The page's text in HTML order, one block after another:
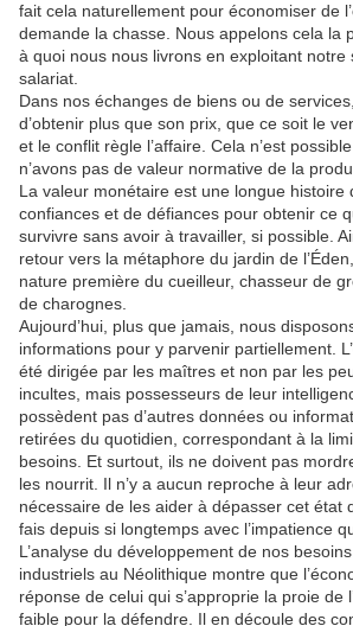
fait cela naturellement pour économiser de
demande la chasse. Nous appelons cela la
à quoi nous nous livrons en exploitant notre
salariat.
Dans nos échanges de biens ou de
d’obtenir plus que son prix, que ce soit le
et le conflit règle l’affaire. Cela n’est
n’avons pas de valeur normative de la
La valeur monétaire est une longue histoire
confiances et de défiances pour obtenir ce
survivre sans avoir à travailler, si possible.
retour vers la métaphore du jardin de
nature première du cueilleur, chasseur de
de charognes.
Aujourd’hui, plus que jamais, nous
informations pour y parvenir partiellement.
été dirigée par les maîtres et non par les
incultes, mais possesseurs de leur
possèdent pas d’autres données ou
retirées du quotidien, correspondant à la
besoins. Et surtout, ils ne doivent pas
les nourrit. Il n’y a aucun reproche à leur
nécessaire de les aider à dépasser cet état
fais depuis si longtemps avec l’impatience
L’analyse du développement de nos
industriels au Néolithique montre que
réponse de celui qui s’approprie la proie de
faible pour la défendre. Il en découle des